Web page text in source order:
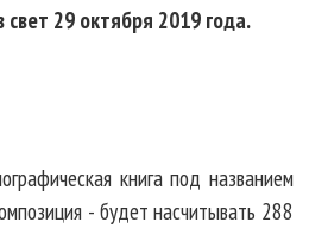
29 октября 2019 года.
книга под названием
- будет насчитывать 288